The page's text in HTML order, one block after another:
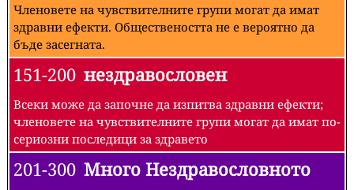
Членовете на чувствителните групи могат да имат
здравни ефекти. Обществеността не е вероятно да
бъде засегната.
151-200 нездравословен
Всеки може да започне да изпитва здравни ефекти;
членовете на чувствителните групи могат да имат по-
сериозни последици за здравето
201-300 Много Нездравословното